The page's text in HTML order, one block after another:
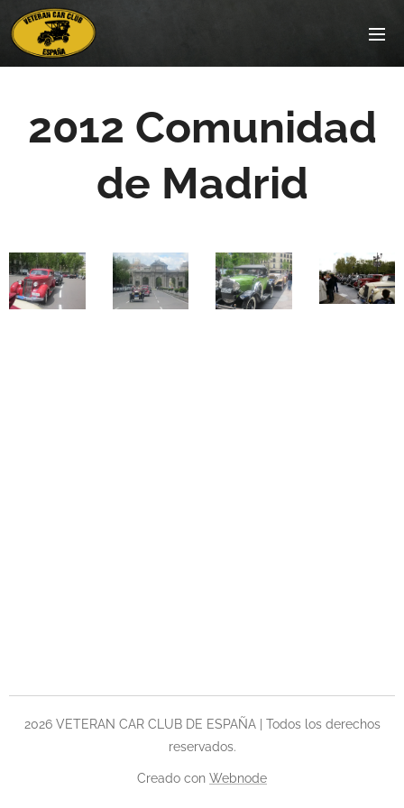
2012 Comunidad
de Madrid
2026 VETERAN CAR CLUB DE ESPAÑA | Todos los derechos
reservados.
Creado con Webnode